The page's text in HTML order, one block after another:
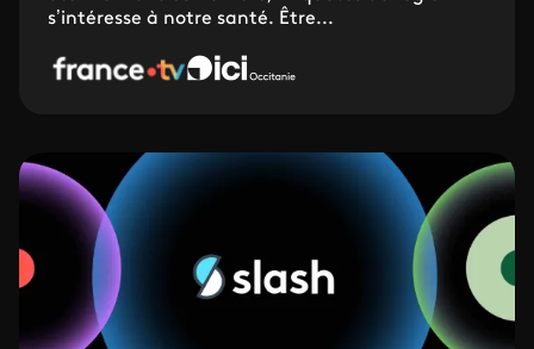
s’intéresse à notre santé. Être...